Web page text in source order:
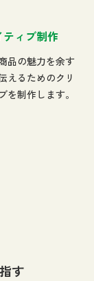
ティブ制作
品の魅力を余す
えるためのクリ
を制作します。
す